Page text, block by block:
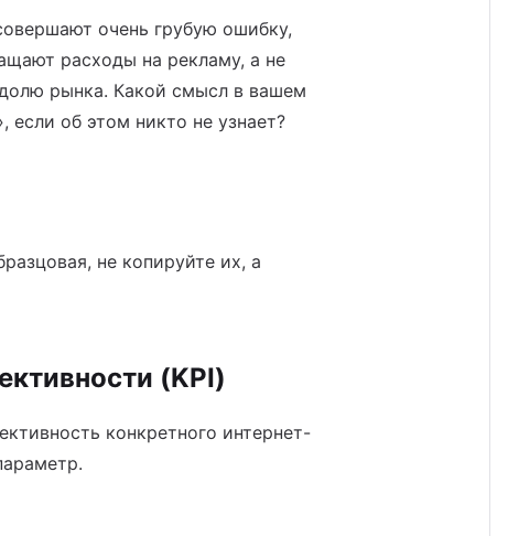
очень грубую ошибку,
расходы на рекламу, а не
рынка. Какой смысл в вашем
если об этом никто не узнает?
не копируйте их, а
(KPI)
конкретного интернет-